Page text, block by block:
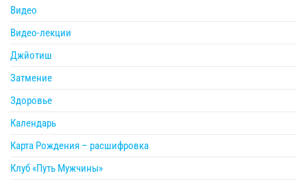
Видео
Видео-лекции
Джйотиш
Затмение
Здоровье
Календарь
Карта Рождения – расшифровка
Клуб «Путь Мужчины»